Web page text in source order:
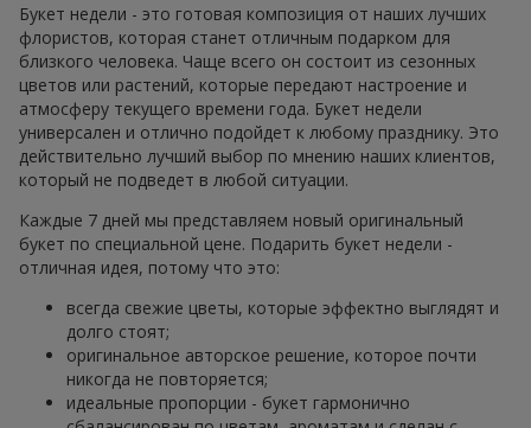
Букет недели - это готовая композиция от наших лучших
флористов, которая станет отличным подарком для
близкого человека. Чаще всего он состоит из сезонных
цветов или растений, которые передают настроение и
атмосферу текущего времени года. Букет недели
универсален и отлично подойдет к любому празднику. Это
действительно лучший выбор по мнению наших клиентов,
который не подведет в любой ситуации.
Каждые 7 дней мы представляем новый оригинальный
букет по специальной цене. Подарить букет недели -
отличная идея, потому что это:
всегда свежие цветы, которые эффектно выглядят и
долго стоят;
оригинальное авторское решение, которое почти
никогда не повторяется;
идеальные пропорции - букет гармонично